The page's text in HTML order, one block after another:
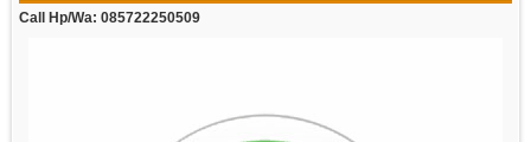
Call Hp/Wa: 085722250509